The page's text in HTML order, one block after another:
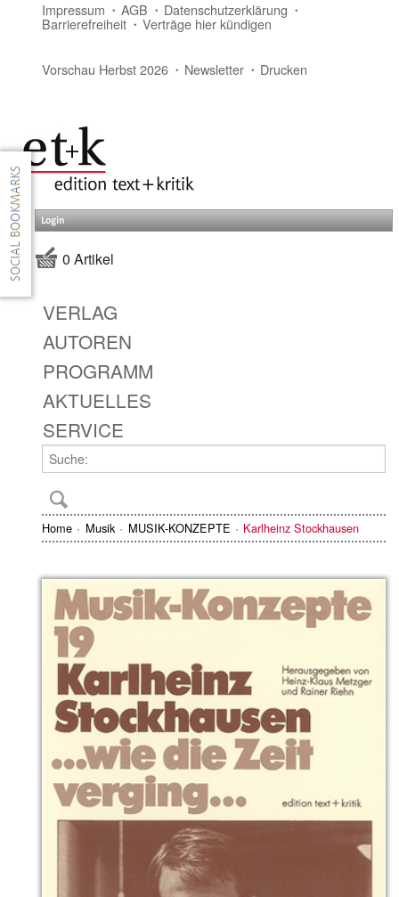
Impressum AGB Datenschutzerklärung
Barrierefreiheit Verträge hier kündigen
Vorschau Herbst 2026 Newsletter Drucken
Login
0 Artikel
VERLAG
AUTOREN
PROGRAMM
AKTUELLES
SERVICE
Home Musik MUSIK-KONZEPTE Karlheinz Stockhausen